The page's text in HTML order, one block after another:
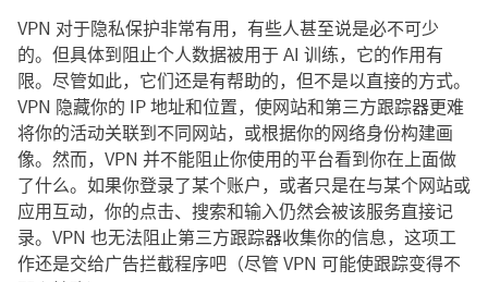
VPN 对于隐私保护非常有用，有些人甚至说是必不可少
的。但具体到阻止个人数据被用于 AI 训练，它的作用有
限。尽管如此，它们还是有帮助的，但不是以直接的方式。
VPN 隐藏你的 IP 地址和位置，使网站和第三方跟踪器更难
将你的活动关联到不同网站，或根据你的网络身份构建画
像。然而，VPN 并不能阻止你使用的平台看到你在上面做
了什么。如果你登录了某个账户，或者只是在与某个网站或
应用互动，你的点击、搜索和输入仍然会被该服务直接记
录。VPN 也无法阻止第三方跟踪器收集你的信息，这项工
作还是交给广告拦截程序吧（尽管 VPN 可能使跟踪变得不